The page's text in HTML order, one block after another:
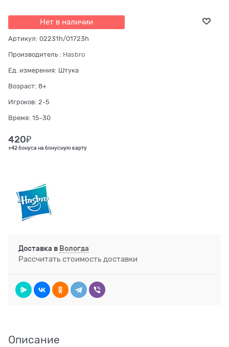
Нет в наличии
Артикул: 02231h/01723h
Производитель : Hasbro
Ед. измерения: Штука
Возраст: 8+
Игроков: 2-5
Время: 15-30
420₽
+42 бонуса на бонусную карту
Доставка в Вологда
Рассчитать стоимость доставки
Описание